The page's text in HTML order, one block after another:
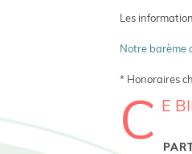
Les
Notre barème
* Honoraires
C E